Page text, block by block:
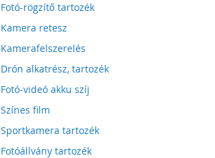
Fotó-rögzítő tartozék
Kamera retesz
Kamerafelszerelés
Drón alkatrész, tartozék
Fotó-videó akku szíj
Színes film
Sportkamera tartozék
Fotóállvány tartozék